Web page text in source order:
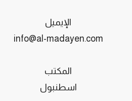
الإيميل
info@al-madayen.com
المكتب
اسطنبول